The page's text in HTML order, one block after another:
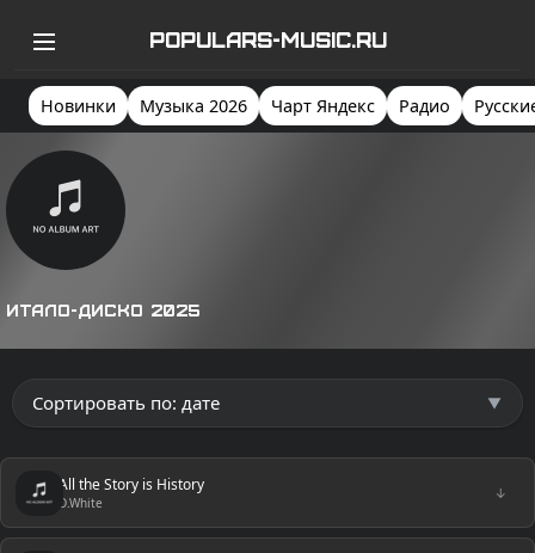
POPULARS-MUSIC.RU
Новинки Музыка 2026 Чарт Яндекс Радио
Итало-диско 2025
All the Story is History
D.White
↓